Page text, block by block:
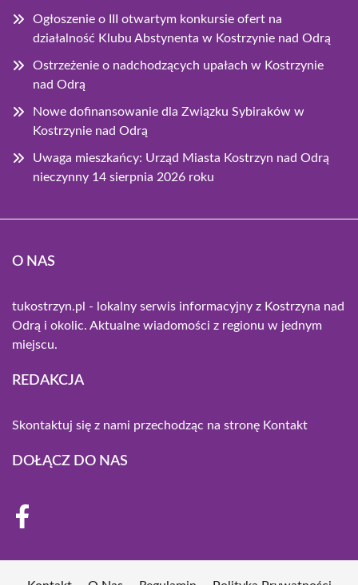
Ogłoszenie o III otwartym konkursie ofert na
działalność Klubu Abstynenta w Kostrzynie nad Odrą
Ostrzeżenie o nadchodzących upałach w Kostrzynie
nad Odrą
Nowe dofinansowanie dla Związku Sybiraków w
Kostrzynie nad Odrą
Uwaga mieszkańcy: Urząd Miasta Kostrzyn nad Odrą
nieczynny 14 sierpnia 2026 roku
O NAS
tukostrzyn.pl - lokalny serwis informacyjny z Kostrzyna nad
Odrą i okolic. Aktualne wiadomości z regionu w jednym
miejscu.
REDAKCJA
Skontaktuj się z nami przechodząc na stronę Kontakt
DOŁĄCZ DO NAS